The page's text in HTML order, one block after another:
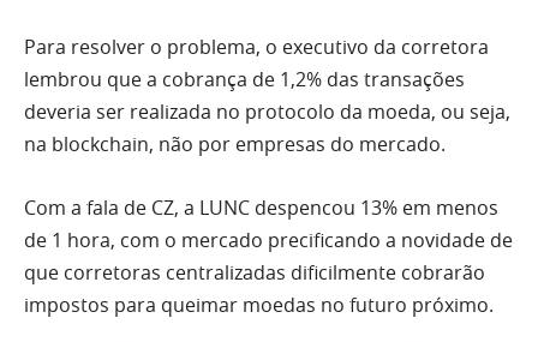
Para resolver o problema, o executivo da corretora
lembrou que a cobrança de 1,2% das transações
deveria ser realizada no protocolo da moeda, ou seja,
na blockchain, não por empresas do mercado.
Com a fala de CZ, a LUNC despencou 13% em menos
de 1 hora, com o mercado precificando a novidade de
que corretoras centralizadas dificilmente cobrarão
impostos para queimar moedas no futuro próximo.